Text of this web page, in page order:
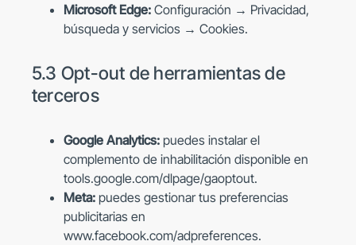
Microsoft Edge:Configuración → Privacidad,
búsqueda y servicios → Cookies.
5.3 Opt-out de herramientas de
terceros
Google Analytics:puedes instalar el
complemento de inhabilitación disponible en
tools.google.com/dlpage/gaoptout.
Meta:puedes gestionar tus preferencias
publicitarias en
www.facebook.com/adpreferences.